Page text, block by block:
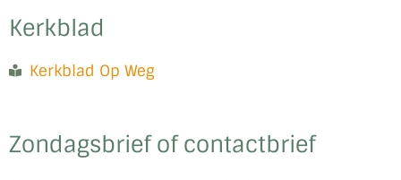
Kerkblad
Kerkblad Op Weg
Zondagsbrief of contactbrief